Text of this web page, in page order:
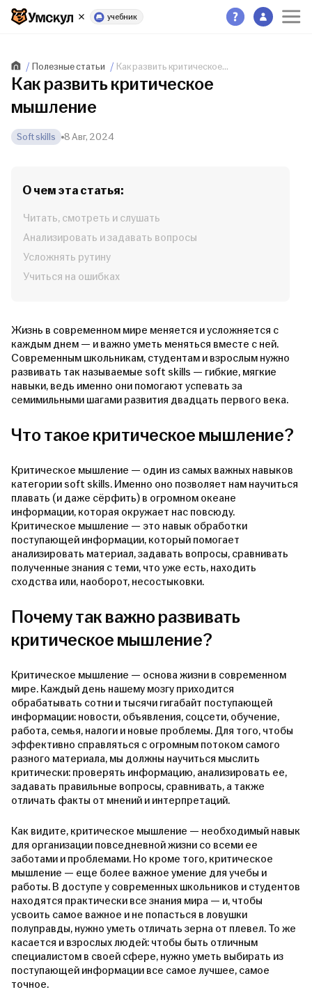
учебник
Полезные статьи Как развить критическое...
Как развить критическое
мышление
Soft skills 8 Авг, 2024
О чем эта статья:
Читать, смотреть и слушать
Анализировать и задавать вопросы
Усложнять рутину
Учиться на ошибках
Жизнь в современном мире меняется и усложняется с
каждым днем — и важно уметь меняться вместе с ней.
Современным школьникам, студентам и взрослым нужно
развивать так называемые soft skills — гибкие, мягкие
навыки, ведь именно они помогают успевать за
семимильными шагами развития двадцать первого века.
Что такое критическое мышление?
Критическое мышление — один из самых важных навыков
категории soft skills. Именно оно позволяет нам научиться
плавать (и даже сёрфить) в огромном океане
информации, которая окружает нас повсюду.
Критическое мышление — это навык обработки
поступающей информации, который помогает
анализировать материал, задавать вопросы, сравнивать
полученные знания с теми, что уже есть, находить
сходства или, наоборот, несостыковки.
Почему так важно развивать
критическое мышление?
Критическое мышление — основа жизни в современном
мире. Каждый день нашему мозгу приходится
обрабатывать сотни и тысячи гигабайт поступающей
информации: новости, объявления, соцсети, обучение,
работа, семья, налоги и новые проблемы. Для того, чтобы
эффективно справляться с огромным потоком самого
разного материала, мы должны научиться мыслить
критически: проверять информацию, анализировать ее,
задавать правильные вопросы, сравнивать, а также
отличать факты от мнений и интерпретаций.
Как видите, критическое мышление — необходимый навык
для организации повседневной жизни со всеми ее
заботами и проблемами. Но кроме того, критическое
мышление — еще более важное умение для учебы и
работы. В доступе у современных школьников и студентов
находятся практически все знания мира — и, чтобы
усвоить самое важное и не попасться в ловушки
полуправды, нужно уметь отличать зерна от плевел. То же
касается и взрослых людей: чтобы быть отличным
специалистом в своей сфере, нужно уметь выбирать из
поступающей информации все самое лучшее, самое
точное.